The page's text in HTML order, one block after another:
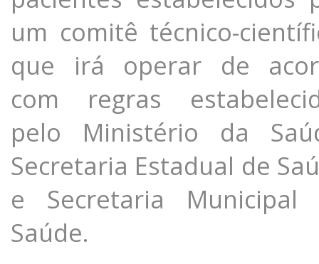
um comitê técnico-
que irá operar de
com regras
pelo Ministério da
Secretaria Estadual de
e Secretaria Municipal
Saúde.